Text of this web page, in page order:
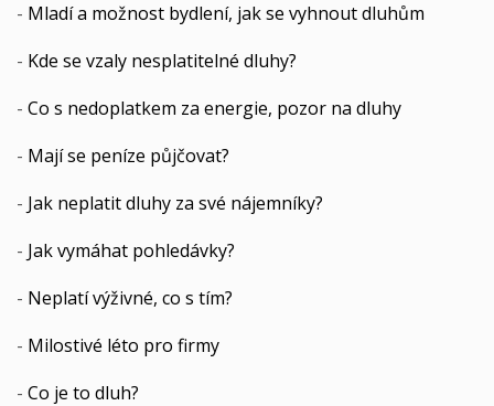
- Mladí a možnost bydlení, jak se vyhnout dluhům
- Kde se vzaly nesplatitelné dluhy?
- Co s nedoplatkem za energie, pozor na dluhy
- Mají se peníze půjčovat?
- Jak neplatit dluhy za své nájemníky?
- Jak vymáhat pohledávky?
- Neplatí výživné, co s tím?
- Milostivé léto pro firmy
- Co je to dluh?